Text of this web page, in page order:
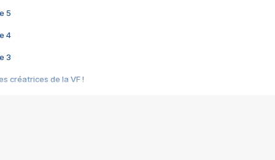
5
4
3
créatrices de la VF !